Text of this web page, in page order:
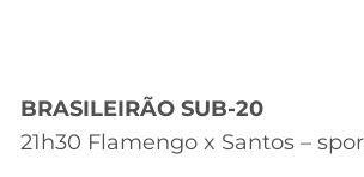
BRASILEIRÃO SUB-20
21h30 Flamengo x Santos –